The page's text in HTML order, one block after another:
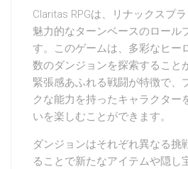
Claritas RPGは、リナックスプ
魅力的なターンベースのロール
す。このゲームは、多彩なヒー
数のダンジョンを探索すること
緊張感あふれる戦闘が特徴で、
クな能力を持ったキャラクター
いを楽しむことができます。
ダンジョンはそれぞれ異なる挑
ることで新たなアイテムや隠し